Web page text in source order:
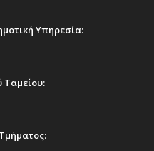
Υπηρεσία:
Ταμείου: